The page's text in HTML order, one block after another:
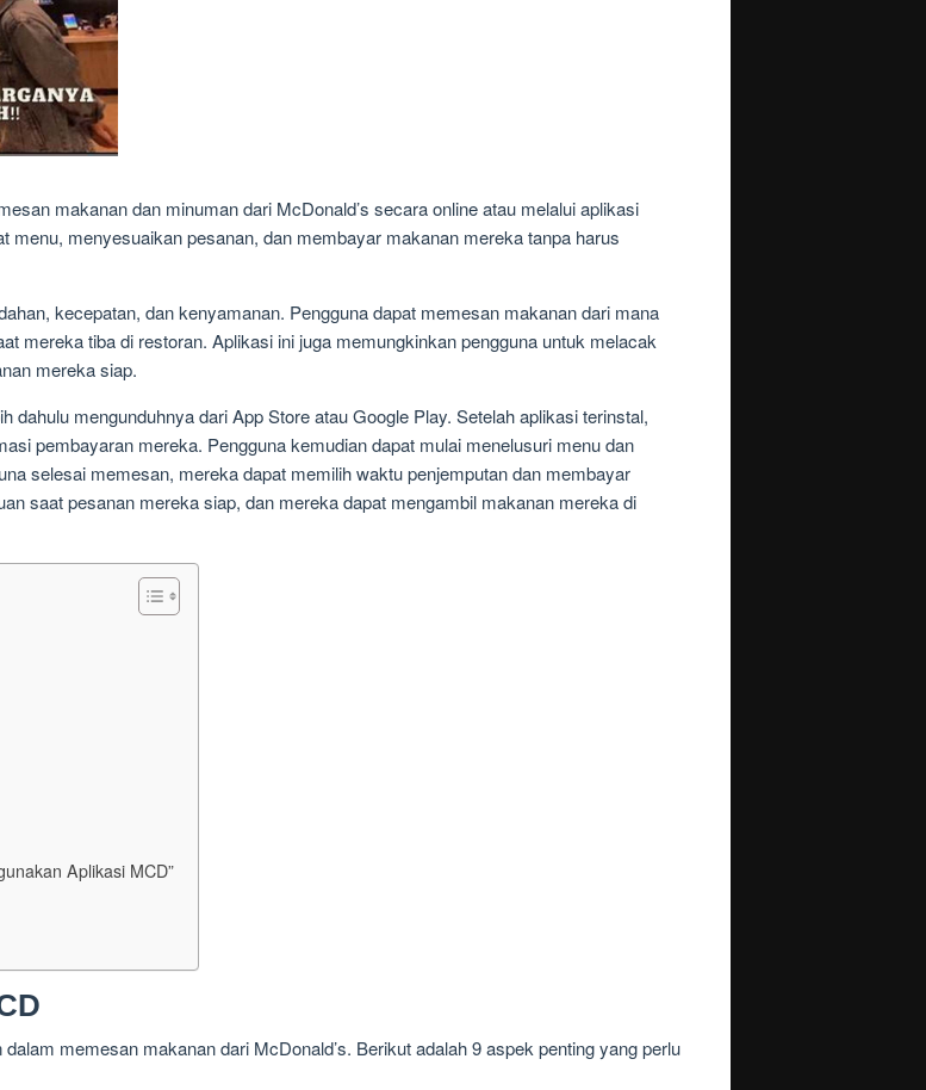
makanan dan minuman dari McDonald’s secara online atau melalui aplikasi
menu, menyesuaikan pesanan, dan membayar makanan mereka tanpa harus
kecepatan, dan kenyamanan. Pengguna dapat memesan makanan dari mana
mereka tiba di restoran. Aplikasi ini juga memungkinkan pengguna untuk melacak
mereka siap.
dahulu mengunduhnya dari App Store atau Google Play. Setelah aplikasi terinstal,
pembayaran mereka. Pengguna kemudian dapat mulai menelusuri menu dan
selesai memesan, mereka dapat memilih waktu penjemputan dan membayar
saat pesanan mereka siap, dan mereka dapat mengambil makanan mereka di
Aplikasi MCD”
memesan makanan dari McDonald’s. Berikut adalah 9 aspek penting yang perlu